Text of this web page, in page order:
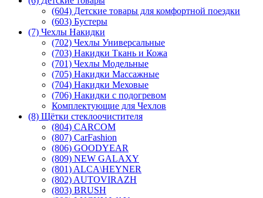
(604) Детские товары для комфортной поездки
(603) Бустеры
(7) Чехлы Накидки
(702) Чехлы Универсальные
(703) Накидки Ткань и Кожа
(701) Чехлы Модельные
(705) Накидки Массажные
(704) Накидки Меховые
(706) Накидки с подогревом
Комплектующие для Чехлов
(8) Щётки стеклоочистителя
(804) CARCOM
(807) CarFashion
(806) GOODYEAR
(809) NEW GALAXY
(801) ALCA\HEYNER
(802) AUTOVIRAZH
(803) BRUSH